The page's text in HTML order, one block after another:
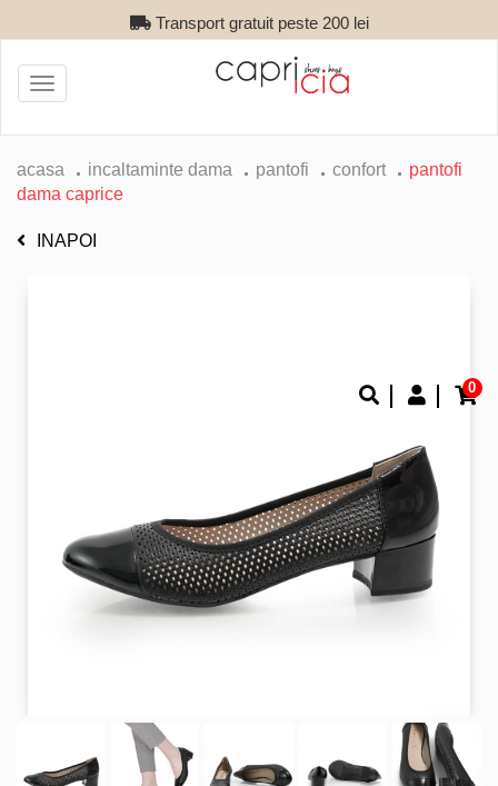
Transport gratuit peste 200 lei
0
Toggle
navigation
acasa incaltaminte dama pantofi confort
pantofi
dama caprice
INAPOI